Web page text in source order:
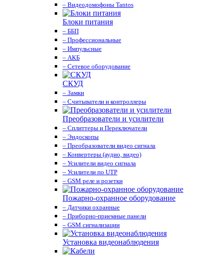
– Видеодомофоны Tantos
Блоки питания
– ББП
– Профессиональные
– Импульсные
– АКБ
– Сетевое оборудование
СКУД
– Замки
– Считыватели и контроллеры
Преобразователи и усилители
– Сплиттеры и Переключатели
– Эндоскопы
– Преобразователи видео сигнала
– Конвертеры (аудио, видео)
– Усилители видео сигнала
– Усилители по UTP
– GSM реле и розетки
Пожарно-охранное оборудование
– Датчики охранные
– Приборно-приемные панели
– GSM сигнализации
Установка видеонаблюдения